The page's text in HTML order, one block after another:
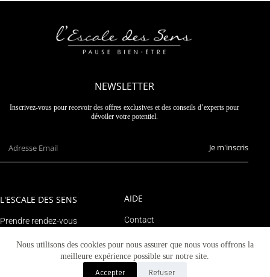
Nous utilisons des cookies pour nous assurer que nous vous offrons la
meilleure expérience possible sur notre site.
Accepter Refuser
NEWSLETTER
Inscrivez-vous pour recevoir des offres exclusives et des conseils d’experts pour
dévoiler votre potentiel.
Je m'inscris
L'ESCALE DES SENS
Prendre rendez-vous
Mon compte
AIDE
Contact